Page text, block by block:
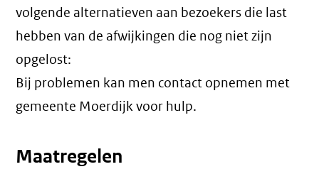
volgende alternatieven aan bezoekers die last
hebben van de afwijkingen die nog niet zijn
opgelost:
Bij problemen kan men contact opnemen met
gemeente Moerdijk voor hulp.
Maatregelen